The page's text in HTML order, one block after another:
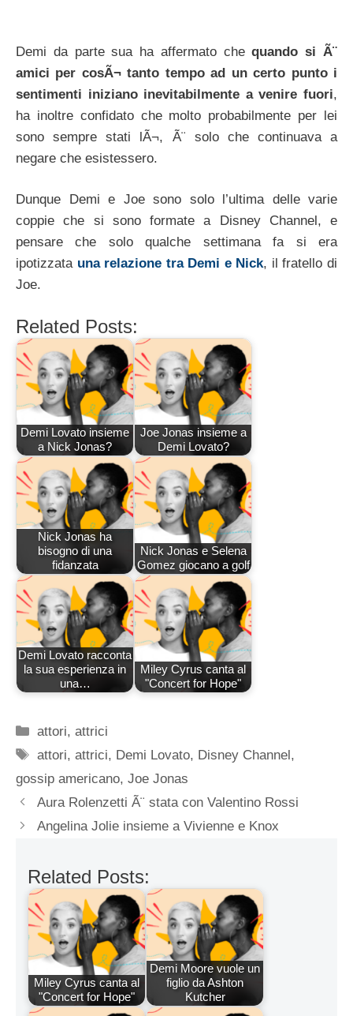
Demi da parte sua ha affermato chequando si Ã¨
amici per cosÃ¬ tanto tempo ad un certo punto i
sentimenti iniziano inevitabilmente a venire fuori,
ha inoltre confidato che molto probabilmente per lei
sono sempre stati lÃ¬, Ã¨ solo che continuava a
negare che esistessero.
Dunque Demi e Joe sono solo l’ultima delle varie
coppie che si sono formate a Disney Channel, e
pensare che solo qualche settimana fa si era
ipotizzata una relazione tra Demi e Nick, il fratello di
Joe.
Related Posts:
Demi Lovato insieme
a Nick Jonas?
Joe Jonas insieme a
Demi Lovato?
Nick Jonas ha
bisogno di una
fidanzata
Nick Jonas e Selena
Gomez giocano a golf
Demi Lovato racconta
la sua esperienza in
una…
Miley Cyrus canta al
"Concert for Hope"
Categorie
attori,attrici
Tag
attori,attrici, Demi Lovato, Disney Channel,
gossip americano, Joe Jonas
Aura Rolenzetti Ã¨ stata con Valentino Rossi
Angelina Jolie insieme a Vivienne e Knox
Related Posts:
Miley Cyrus canta al
"Concert for Hope"
Demi Moore vuole un
figlio da Ashton
Kutcher